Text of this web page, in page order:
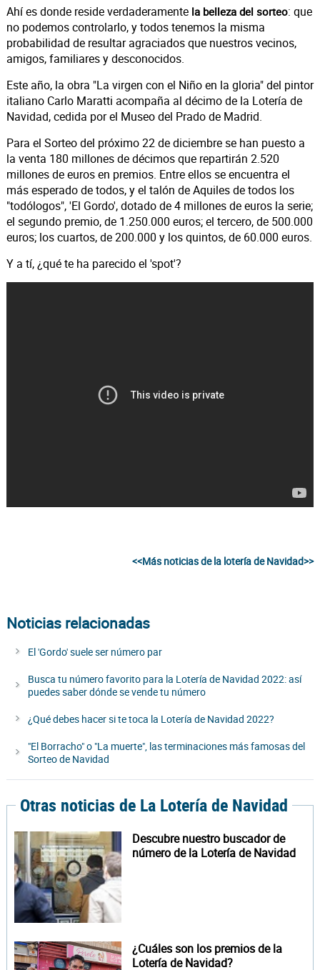
Ahí es donde reside verdaderamente la belleza del sorteo: que
no podemos controlarlo, y todos tenemos la misma
probabilidad de resultar agraciados que nuestros vecinos,
amigos, familiares y desconocidos.
Este año, la obra "La virgen con el Niño en la gloria" del pintor
italiano Carlo Maratti acompaña al décimo de la Lotería de
Navidad, cedida por el Museo del Prado de Madrid.
Para el Sorteo del próximo 22 de diciembre se han puesto a
la venta 180 millones de décimos que repartirán 2.520
millones de euros en premios. Entre ellos se encuentra el
más esperado de todos, y el talón de Aquiles de todos los
"todólogos", 'El Gordo', dotado de 4 millones de euros la serie;
el segundo premio, de 1.250.000 euros; el tercero, de 500.000
euros; los cuartos, de 200.000 y los quintos, de 60.000 euros.
Y a tí, ¿qué te ha parecido el 'spot'?
<<Más noticias de la lotería de Navidad>>
Noticias relacionadas
El 'Gordo' suele ser número par
Busca tu número favorito para la Lotería de Navidad 2022: así
puedes saber dónde se vende tu número
¿Qué debes hacer si te toca la Lotería de Navidad 2022?
"El Borracho" o "La muerte", las terminaciones más famosas del
Sorteo de Navidad
Otras noticias de La Lotería de Navidad
Descubre nuestro buscador de
número de la Lotería de Navidad
¿Cuáles son los premios de la
Lotería de Navidad?